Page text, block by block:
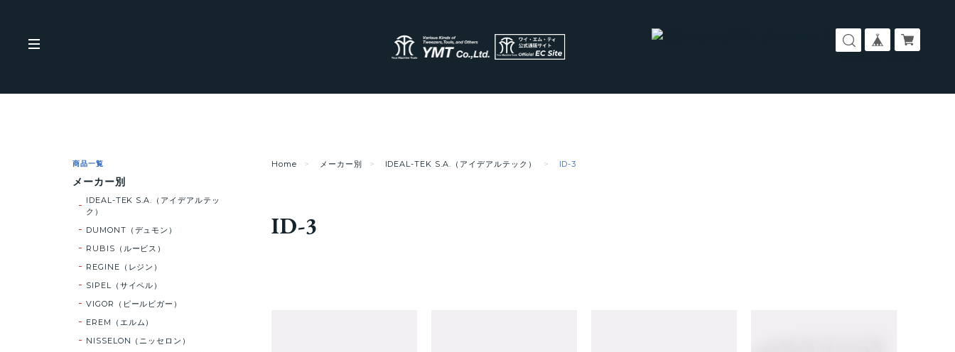
Home メーカー別 IDEAL-TEK S.A.（アイデアルテック） ID-3
ID-3
商品一覧
メーカー別
IDEAL-TEK S.A.（アイデアルテッ
ク）
DUMONT（デュモン）
RUBIS（ルービス）
REGINE（レジン）
SIPEL（サイペル）
VIGOR（ピールビガー）
EREM（エルム）
NISSELON（ニッセロン）